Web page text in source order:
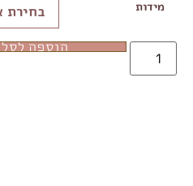
מידות
הוספה לסל